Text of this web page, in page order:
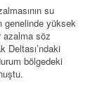
su
genelinde yüksek
azalma söz
Deltası’ndaki
bölgedeki